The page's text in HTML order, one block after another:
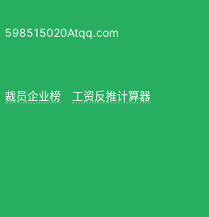
598515020Atqq.com
裁员企业榜 工资反推计算器